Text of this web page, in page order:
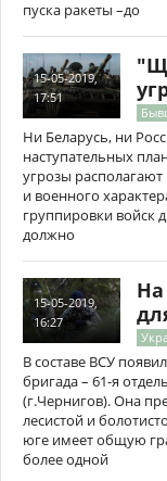
пуска ракеты –до
15-05-2019,
17:51
Ни Беларусь, ни
наступательных
угрозы
и военного
группировки войск
должно
15-05-2019,
16:27
На
В составе ВСУ
бригада – 61-я
(г.Чернигов). Она
лесистой и
юге имеет общую
более одной